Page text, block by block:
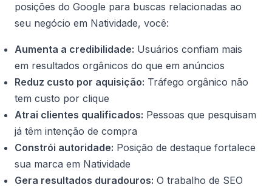
posições do Google para buscas relacionadas ao
seu negócio em Natividade, você:
Aumenta a credibilidade: Usuários confiam mais
em resultados orgânicos do que em anúncios
Reduz custo por aquisição: Tráfego orgânico não
tem custo por clique
Atrai clientes qualificados: Pessoas que pesquisam
já têm intenção de compra
Constrói autoridade: Posição de destaque fortalece
sua marca em Natividade
Gera resultados duradouros: O trabalho de SEO